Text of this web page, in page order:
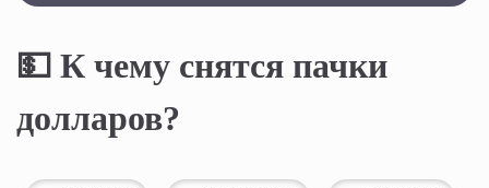
💵 К чему снятся пачки
долларов?